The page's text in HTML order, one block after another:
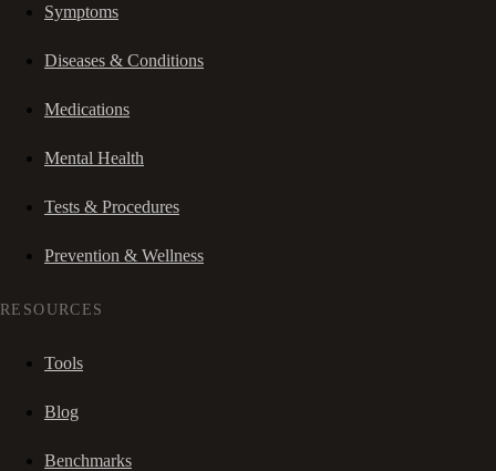
Symptoms
Diseases & Conditions
Medications
Mental Health
Tests & Procedures
Prevention & Wellness
RESOURCES
Tools
Blog
Benchmarks